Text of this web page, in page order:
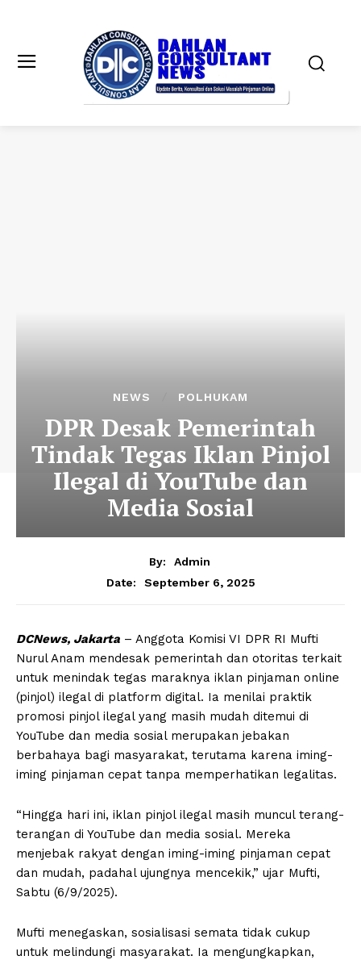
NEWS POLHUKAM
DPR Desak Pemerintah
Tindak Tegas Iklan Pinjol
Ilegal di YouTube dan
Media Sosial
By:
Admin
Date:
September 6, 2025
DCNews, Jakarta – Anggota Komisi VI DPR RI Mufti
Nurul Anam mendesak pemerintah dan otoritas terkait
untuk menindak tegas maraknya iklan pinjaman online
(pinjol) ilegal di platform digital. Ia menilai praktik
promosi pinjol ilegal yang masih mudah ditemui di
YouTube dan media sosial merupakan jebakan
berbahaya bagi masyarakat, terutama karena iming-
iming pinjaman cepat tanpa memperhatikan legalitas.
“Hingga hari ini, iklan pinjol ilegal masih muncul terang-
terangan di YouTube dan media sosial. Mereka
menjebak rakyat dengan iming-iming pinjaman cepat
dan mudah, padahal ujungnya mencekik,” ujar Mufti,
Sabtu (6/9/2025).
Mufti menegaskan, sosialisasi semata tidak cukup
untuk melindungi masyarakat. Ia mengungkapkan,